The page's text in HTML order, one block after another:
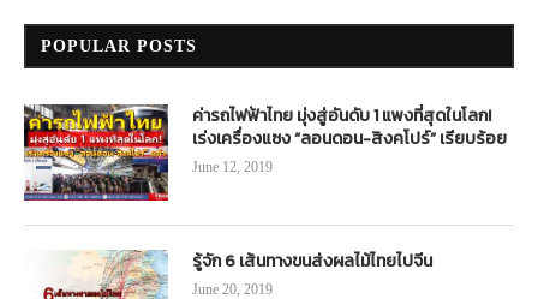
POPULAR POSTS
ค่ารถไฟฟ้าไทย มุ่งสู่อันดับ 1 แพงที่สุดในโลก!
เร่งเครื่องแซง “ลอนดอน-สิงคโปร์” เรียบร้อย
June 12, 2019
รู้จัก 6 เส้นทางขนส่งผลไม้ไทยไปจีน
June 20, 2019